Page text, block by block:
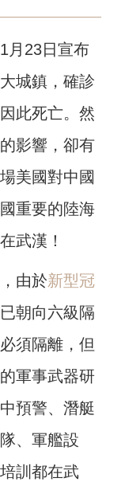
月23日宣布
城鎮，確診
此死亡。然
影響，卻有
美國對中國
重要的陸海
武漢！
由於新型冠
朝向六級隔
須隔離，但
軍事武器研
預警、潛艇
、軍艦設
訓都在武